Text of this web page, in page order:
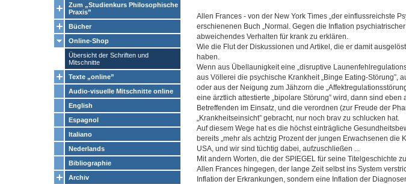
Zum „Studienkurs Philosophische
Praxis”
Bücher
Online-Shop
Übersicht der Schriften und
Mitschnitte
Texte „online”
Audio-visuelle Mitschnitte online
English
Espagnol
Italiano
Nederlands
Bibliographie
Archiv
Allen Frances - von der New York Times „der einflussreichste
erschienenen Buch „Normal. Gegen die Inflation
abweichendes Verhalten für krank zu erklären.
Wie die Flut der Diskussionen und Artikel, die er damit
haben.
Wenn aus Übellaunigkeit eine „disruptive
aus Völlerei die psychische Krankheit „Binge Eating-Störung”,
oder aus der Neigung zum Jähzorn die
eine ärztlich attestierte „bipolare Störung” wird, dann sind
Betreffenden im Einsatz, und die verordnen (zur Freude der
„Krankheitseinsicht” gebracht, nur noch brav zu schlucken hat.
Auf diesem Wege hat es die höchst einträgliche
bereits „mehr als achtzig Prozent der jungen Erwachsenen die
USA, und wir sind tüchtig dabei, aufzuschließen ...
Mit andern Worten, die der SPIEGEL für seine Titelgeschichte
Allen Frances hingegen, der lange Zeit selbst ins System
Inflation der Erkrankungen, sondern eine Inflation der